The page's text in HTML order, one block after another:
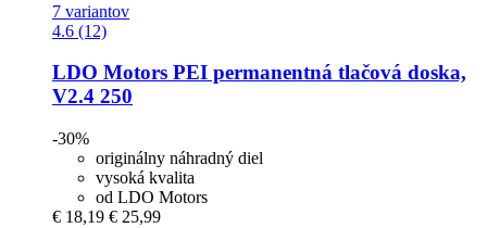
7 variantov
4.6 (12)
LDO Motors PEI permanentná tlačová doska,
V2.4 250
-30%
originálny náhradný diel
vysoká kvalita
od LDO Motors
€ 18,19 € 25,99